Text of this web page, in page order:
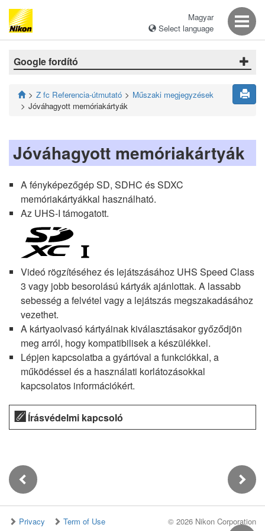
Magyar
Select language
Google fordító
Z fc Referencia-útmutató
Műszaki megjegyzések
Jóváhagyott memóriakártyák
Jóváhagyott memóriakártyák
A fényképezőgép SD, SDHC és SDXC
memóriakártyákkal használható.
Az UHS-I támogatott.
Videó rögzítéséhez és lejátszásához UHS Speed Class
3 vagy jobb besorolású kártyák ajánlottak. A lassabb
sebesség a felvétel vagy a lejátszás megszakadásához
vezethet.
A kártyaolvasó kártyáinak kiválasztásakor győződjön
meg arról, hogy kompatibilisek a készülékkel.
Lépjen kapcsolatba a gyártóval a funkciókkal, a
működéssel és a használati korlátozásokkal
kapcsolatos információkért.
Írásvédelmi kapcsoló
Privacy Term of Use © 2026 Nikon Corporation